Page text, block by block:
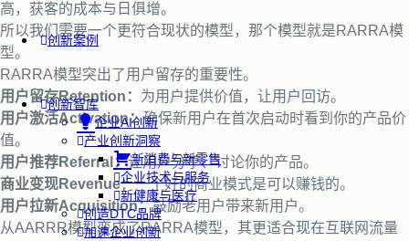
创新案例
创新智库
企业AI创新
产业创新洞察
新消费与新零售
企业技术与服务
新健康与医疗
创造DTC品牌
加速企业创新
高，获客的成本与日俱增。
所以我们需要一个更符合现状的模型，那个模型就是RARRA模
型。
RARRA模型突出了用户留存的重要性。
用户留存Retention： 为用户提供价值，让用户回访。
用户激活Activation：确保新用户在首次启动时看到你的产品价
值。
用户推荐Referral ：让用户分享、讨论你的产品。
商业变现Revenue：一个好的商业模式是可以赚钱的。
用户拉新Acquisition：鼓励老用户带来新用户。
从AARRR模型变成了RARRA模型，其更适合现在互联网流量